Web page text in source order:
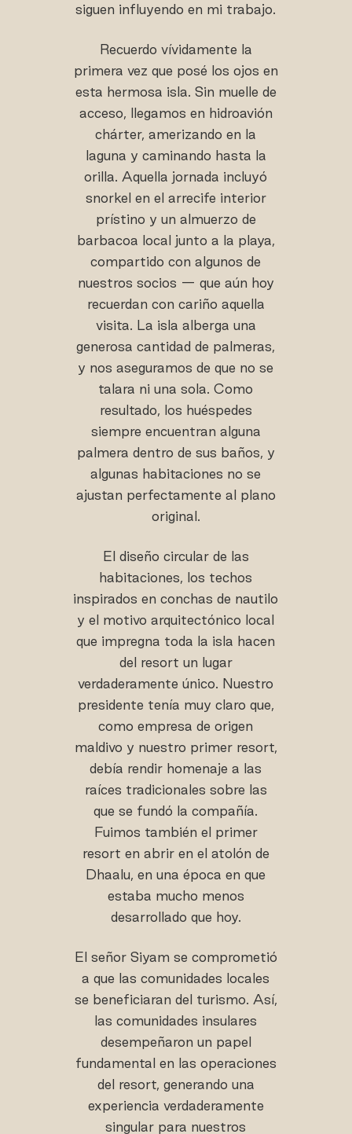
siguen influyendo en mi trabajo.
Recuerdo vívidamente la
primera vez que posé los ojos en
esta hermosa isla. Sin muelle de
acceso, llegamos en hidroavión
chárter, amerizando en la
laguna y caminando hasta la
orilla. Aquella jornada incluyó
snorkel en el arrecife interior
prístino y un almuerzo de
barbacoa local junto a la playa,
compartido con algunos de
nuestros socios — que aún hoy
recuerdan con cariño aquella
visita. La isla alberga una
generosa cantidad de palmeras,
y nos aseguramos de que no se
talara ni una sola. Como
resultado, los huéspedes
siempre encuentran alguna
palmera dentro de sus baños, y
algunas habitaciones no se
ajustan perfectamente al plano
original.
El diseño circular de las
habitaciones, los techos
inspirados en conchas de nautilo
y el motivo arquitectónico local
que impregna toda la isla hacen
del resort un lugar
verdaderamente único. Nuestro
presidente tenía muy claro que,
como empresa de origen
maldivo y nuestro primer resort,
debía rendir homenaje a las
raíces tradicionales sobre las
que se fundó la compañía.
Fuimos también el primer
resort en abrir en el atolón de
Dhaalu, en una época en que
estaba mucho menos
desarrollado que hoy.
El señor Siyam se comprometió
a que las comunidades locales
se beneficiaran del turismo. Así,
las comunidades insulares
desempeñaron un papel
fundamental en las operaciones
del resort, generando una
experiencia verdaderamente
singular para nuestros